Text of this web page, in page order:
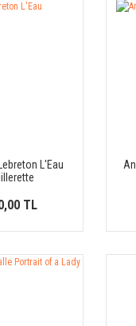
L'Eau
TL